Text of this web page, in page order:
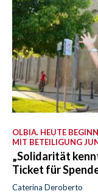
OLBIA. HEUTE
MIT BETEILIGUNG
„Solidarität
Ticket für
Caterina Deroberto